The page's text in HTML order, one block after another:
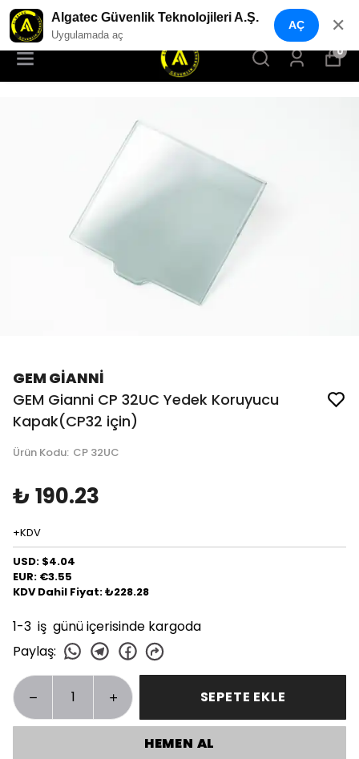
YENI NESIL GÜVENLIK GEÇIŞ SISTEMLERI
0
GEM GİANNİ
GEM Gianni CP 32UC Yedek Koruyucu
Kapak(CP32 için)
Ürün Kodu: CP 32UC
₺ 190.23
+KDV
USD: $4.04
EUR: €3.55
KDV Dahil Fiyat: ₺228.28
1-3 iş günü içerisinde kargoda
Paylaş:
SEPETE EKLE
HEMEN AL
Algatec Güvenlik Teknolojileri A.Ş.
Uygulamada aç
AÇ ✕